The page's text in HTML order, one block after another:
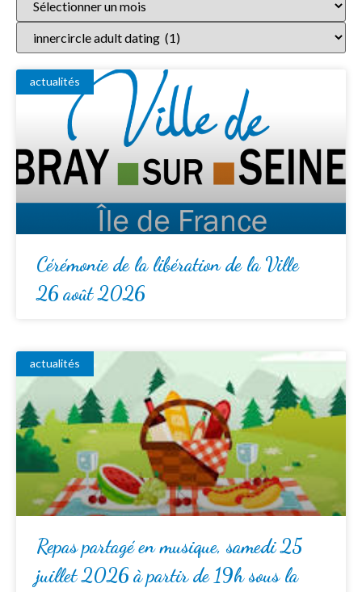
actualités
Cérémonie de la libération de la Ville
26 août 2026
actualités
Repas partagé en musique, samedi 25
juillet 2026 à partir de 19h sous la